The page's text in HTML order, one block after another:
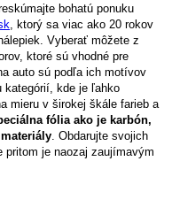
bohatú ponuku
, ktorý sa viac ako 20 rokov
Vyberať môžete z
ktoré sú vhodné pre
auto sú podľa ich motívov
kategórií, kde je ľahko
mieru v širokej škále farieb a
fólia ako je karbón,
. Obdarujte svojich
je naozaj zaujímavým